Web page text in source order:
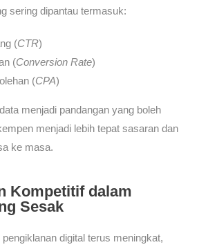
sering dipantau termasuk:
(CTR)
(Conversion Rate)
(CPA)
menjadi pandangan yang boleh
menjadi lebih tepat sasaran dan
ke masa.
Kompetitif dalam
Sesak
digital terus meningkat,